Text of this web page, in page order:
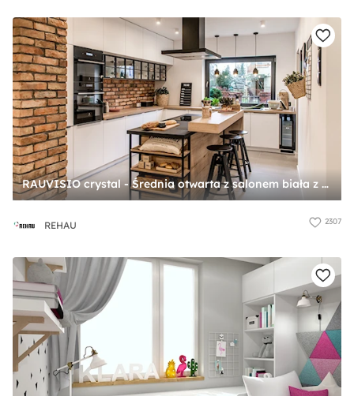
RAUVISIO crystal - Średnia otwarta z salonem biała z zabudowaną lodówką z nablatowym zlewozmywakiem kuchnia w kształcie litery l z wyspą lub półwyspem z oknem, styl industrialny - zdjęcie od REHAU
REHAU 2307